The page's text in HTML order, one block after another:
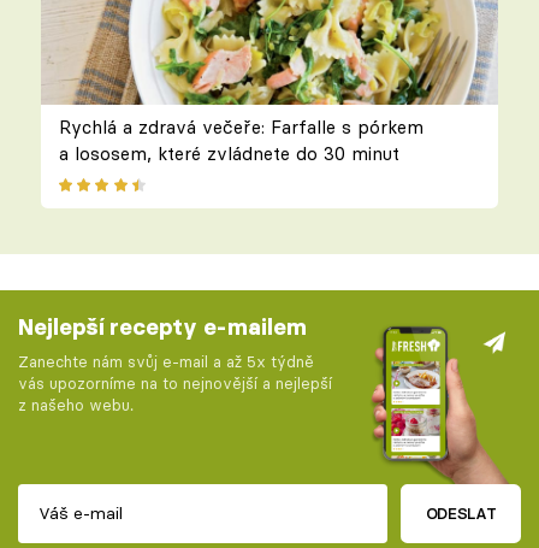
Rychlá a zdravá večeře: Farfalle s pórkem
a lososem, které zvládnete do 30 minut
Nejlepší recepty e-mailem
Zanechte nám svůj e-mail a až 5x týdně
vás upozorníme na to nejnovější a nejlepší
z našeho webu.
ODESLAT